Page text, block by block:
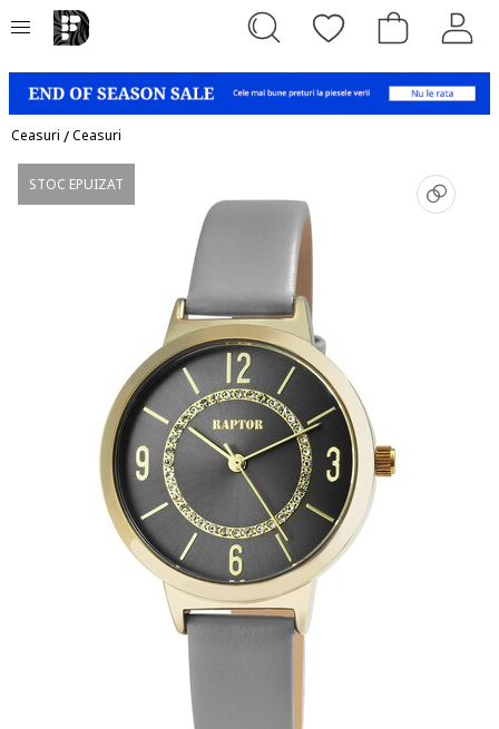
Ceasuri /Ceasuri
STOC EPUIZAT